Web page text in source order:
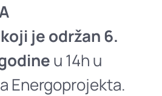
koji je održan 6.
u 14h u
Energoprojekta.